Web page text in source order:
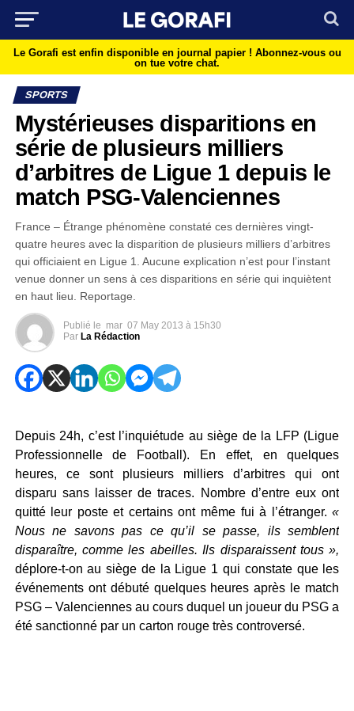
Le Gorafi est enfin disponible en journal papier ! Abonnez-vous ou
on tue votre chat.
SPORTS
Mystérieuses disparitions en
série de plusieurs milliers
d’arbitres de Ligue 1 depuis le
match PSG-Valenciennes
France – Étrange phénomène constaté ces dernières vingt-
quatre heures avec la disparition de plusieurs milliers d’arbitres
qui officiaient en Ligue 1. Aucune explication n’est pour l’instant
venue donner un sens à ces disparitions en série qui inquiètent
en haut lieu. Reportage.
Publié le mar 07 May 2013 à 15h30
Par La Rédaction
Depuis 24h, c’est l’inquiétude au siège de la LFP (Ligue
Professionnelle de Football). En effet, en quelques
heures, ce sont plusieurs milliers d’arbitres qui ont
disparu sans laisser de traces. Nombre d’entre eux ont
quitté leur poste et certains ont même fui à l’étranger.«
Nous ne savons pas ce qu’il se passe, ils semblent
disparaître, comme les abeilles. Ils disparaissent tous »,
déplore-t-on au siège de la Ligue 1 qui constate que les
événements ont débuté quelques heures après le match
PSG – Valenciennes au cours duquel un joueur du PSG a
été sanctionné par un carton rouge très controversé.